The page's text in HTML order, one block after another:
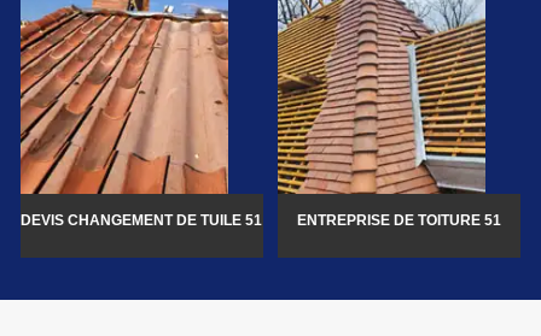
DEVIS CHANGEMENT DE TUILE 51 ENTREPRISE DE TOITURE 51